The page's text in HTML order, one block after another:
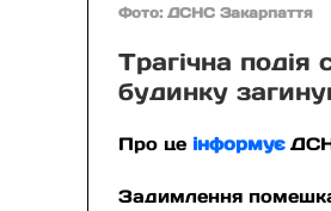
Фото: ДСНС Закарпаття
Трагічна
будинку
Про це інформує
Задимлення